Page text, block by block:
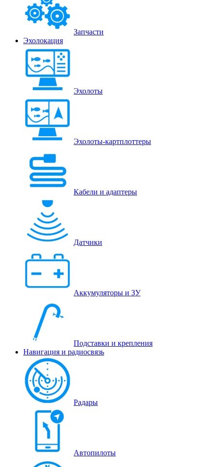
Запчасти
Эхолокация
Эхолоты
Эхолоты-картплоттеры
Кабели и адаптеры
Датчики
Аккумуляторы и ЗУ
Подставки и крепления
Навигация и радиосвязь
Радары
Автопилоты